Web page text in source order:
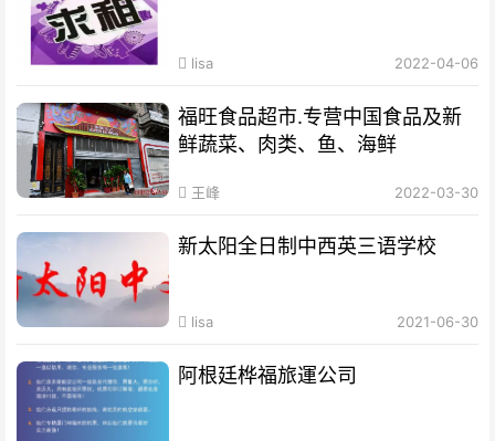
lisa 2022-04-06
福旺食品超市.专营中国食品及新
鲜蔬菜、肉类、鱼、海鲜
王峰 2022-03-30
新太阳全日制中西英三语学校
lisa 2021-06-30
阿根廷桦福旅運公司